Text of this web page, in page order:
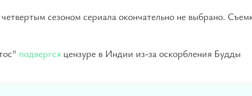
сезоном сериала окончательно не выбрано.
подвергся цензуре в Индии из-за оскорбления Будды